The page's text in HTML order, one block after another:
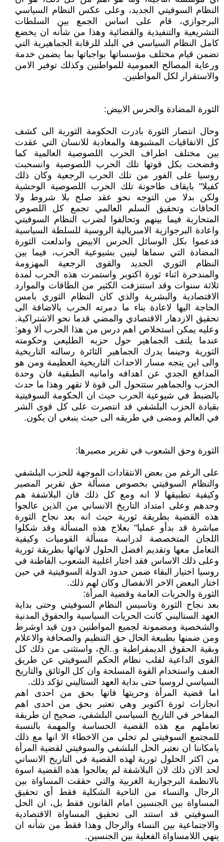
النظام السوفيتي الجديد، وعلى عكس النظام السياسي
البرجوازي، قام على اساس الجمع بين السلطات
التشريعية والتنفيذية والقضائية وهذا من شأنه ان يخضع
كامل النظام السياسي في البلد للرقابة الجماهيرية التي
تضمن قيام مختلف مؤسساتها بواجباتها بما يضمن خدمة
ورعاية المصالح العمومية للمواطنين وكذلك توفير الامن
والاستقرار لكل المواطنين.
الثورة المضادة والحرس الابيض:
وحال انتصار الثورة بادرت الحكومة الثورية الى كشف
كل الاتفاقيات المشبوهة والمعادية للانسان التي عقدت
بين مختلف اطراف الحرب اللصوصية العالمية كما
وفضحت بكل قوتها تلك الحرب اللصوصية وانسحبت
روسيا على الفور من تلك الحرب الرجعية وكان ذلك
كفيلا" بايقاف طاحونة تلك الحرب اللصوصية الوحشية
ولكن بدلا من التوجه نحو عقد صلح بلا شروط ولا
الحاقات وتحقيق السلم العالمي تجمع كل اللصوص
المتحاربة فيما بينهم وتحالفوا لضرب النظام السوفيتي
واعادة البرجوازية الامبريالية الروسية للسلطة السياسية
فدعموا بكل الوسائل الحرس الابيض واندلعت الثورة
المضادة التي سماها لينين بشيوعية الحرب، فيما بين
النظام الثوري الجديد والقوى الرجعية المهزومة
والمندحرة اثناء ثورة اكتوبر واستمرت هذه الحرب لمدة
ثلاثة سنوات وقد استنزفت الكثير من الطاقات والموارد
الاقتصادية والبشرية والذي كان النظام الثوري بامس
الحاجة اليها لاعادة بناء ما دمرته الحرب بالاضافة الى
تحقيق الازدهار الاقتصادي والمضي قدما نحو الاشتراكية.
وعليه يمكن استخلاص اهم درس من هذا الحرب ألا وهو:
عندما يلتف الجماهير حول حزبه الطليعي وحكومته
الثورية وحينما يدرك الجماهير الثائرة رسالته التاريخية
والى اين يتجه مسار الاحداث التاريخية العظيمة ومن هو
المدافع الجدي عن اهدافه وامانيه الطبقية فان وحدة
الحزب والجماهير ستتحول الى قوة لا تقهر وهذا ما حدث
بالضبط في شيوعية الحرب حيث ان الحكومة السوفيتية
بقيادة الحزب البلشفي قد انتصرت على كل قوى الشر
في العالم ومضى في طريقه الى حيث ينبغي ان يكون.
الثورة وحق الشعوب في تقرير مصيرها:
على الرغم من بعض الانتقادات الموجهة للحزب البلشفي
والنظام السوفيتي بخصوص مسألة حق تقرير المصير
وكيفية تطبيقها لا انه ومع كل ذلك فان البلاشفة هم
وحدهم وعلى امتداد التاريخ الانساني من الذين عالجوا
هذه القضية بطريقة ثورية حيث انه بعد نجاح الثورة
مباشرة قد بدأو عمليا" بعلاج هذه المسألة وقد شكلوا
اللجان المتخصصة لدراسة مسألة القوميات وكيفية
التعامل معها وتقديم افضل الحلول لانهائها بطريقة ثورية
وعلى ذلك الاساس فقد اختار اغلبية الشعوب القاطنة في
روسيا اختيار البقاء ضمن حدود الدولة السوفيتية في حين
اختار البعض الاخر الانفصال وكان لهم ذلك.
الثورة والحريات العامة وقضية المرأة:
بعد نجاح الثورة وتاسيس النظام السوفيتي وحتى بداية
العهد الستاليني كانت الحريات السياسية والحقوق المدنية
والشخصية ومضمونة لجميع المواطنين دون قيد اوشرط
ومن ضمنها بطبيعة الحال حق التنظيم والصحافة والاعلام
وبقية الحقوق الديمقراطية و..الخ، واستثنى من ذلك كل
القوى الداعية لقلب نظام الحكم السوفيتي عن طريق
العنف واستخدام القوة المسلحة وان كل الوثائق والتاريخ
السياسي لروسيا حتى بداية العهد الستاليني تؤكد ذلك.
اما قضية المرأة وحريتها فانها بحق من احدى اهم
انجازات ثورة اكتوبر وهي تعتبر بحق من احدى اهم
المفاخر في التاريخ السياسي البلشفي، صحيح ان طريقة
تعاملهم مع هذه القضية الحساسة والمهمة بالنسبة
للمجتمع السوفيتي لم تخلي من الاخطاء الا انها مع ذلك
يامكاننا ان نعتبر الحل البلشفي والسوفيتي لقضية المرأة
من اكثر الحلول ثورية لهذه القضية في التاريخ الانساني
لحد الان ذلك لان البلاشفة لم يعالجوا هذه القضية اسوة
بالانظمة البرجوازية الغربية والتي حققت المساواة بين
الرجال والنساء من الناحية الشكلية فقط أي تحقيق
المساواة بين الجنسين امام القانون فقط بل، ان الحل
السوفيتي قد استند الى تحقيق المساواة الاقتصادية
والاجتماعية بين النساء والرجال وهذا فقط من شأنه ان
ينهي اللامساواة الفعلية بين الجنسين.